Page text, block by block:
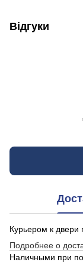
Відгуки
Курьером к двери
Подробнее о
Наличными при